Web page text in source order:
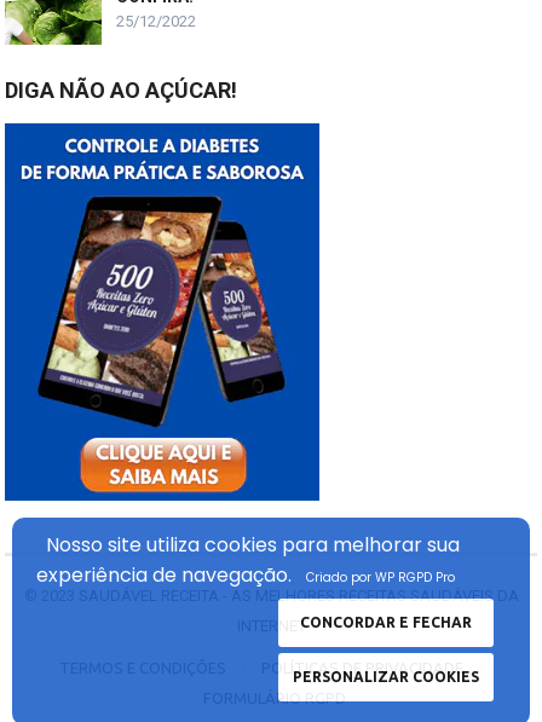
25/12/2022
DIGA NÃO AO AÇÚCAR!
SAUDÁVEL RECEITA - AS MELHORES RECEITAS SAUDÁVEIS DA
INTERNET
FORMULÁRIO RGPD
Nosso site utiliza cookies para melhorar sua
experiênciade navegação.
CONCORDAR E FECHAR
PERSONALIZAR COOKIES
Criado por WP RGPD Pro